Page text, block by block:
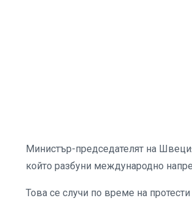
Министър-председателят на
който разбуни международно
Това се случи по време на протести